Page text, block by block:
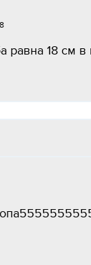
равна 18 см в